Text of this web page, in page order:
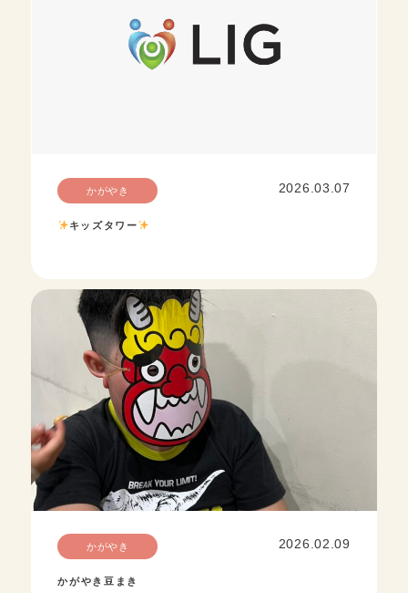
かがやき 2026.03.07
キッズタワー
かがやき 2026.02.09
かがやき豆まき